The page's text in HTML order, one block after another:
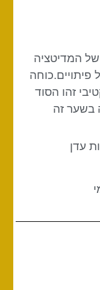
המדיטציה
פיתויים.כוחה
זהו הסוד
בשער זה
עדן